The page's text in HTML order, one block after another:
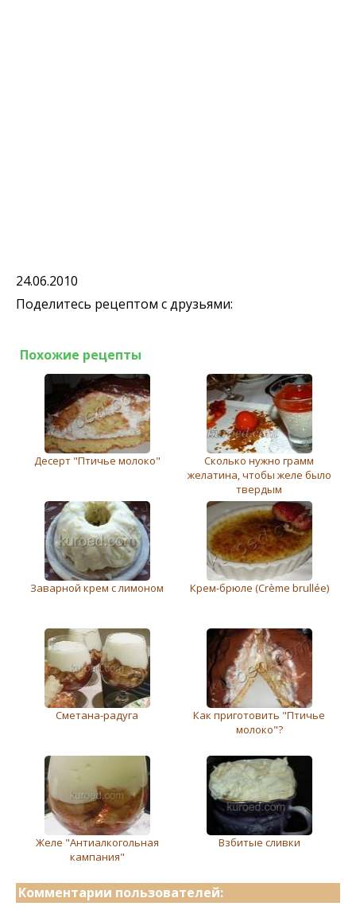
24.06.2010
Поделитесь рецептом с друзьями:
Похожие рецепты
Десерт "Птичье молоко"
Сколько нужно грамм
желатина, чтобы желе было
твердым
Заварной крем с лимоном Крем-брюле (Crème brullée)
Сметана-радуга
Как приготовить "Птичье
молоко"?
Желе "Антиалкогольная
кампания"
Взбитые сливки
Комментарии пользователей: